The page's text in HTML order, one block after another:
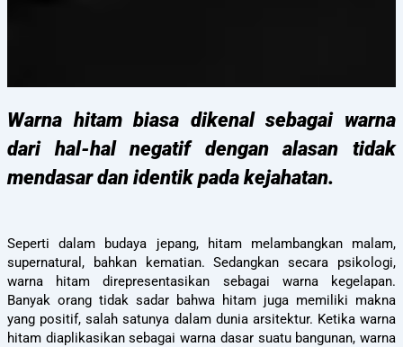
Warna hitam biasa dikenal sebagai warna
dari hal-hal negatif dengan alasan tidak
mendasar dan identik pada kejahatan.
Seperti dalam budaya jepang, hitam melambangkan malam,
supernatural, bahkan kematian. Sedangkan secara psikologi,
warna hitam direpresentasikan sebagai warna kegelapan.
Banyak orang tidak sadar bahwa hitam juga memiliki makna
yang positif, salah satunya dalam dunia arsitektur. Ketika warna
hitam diaplikasikan sebagai warna dasar suatu bangunan, warna